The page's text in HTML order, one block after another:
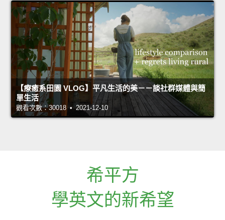
【療癒系田園 VLOG】平凡生活的美－－談社群媒體與簡
單生活
觀看次數：30018 • 2021-12-10
希平方
學英文的新希望